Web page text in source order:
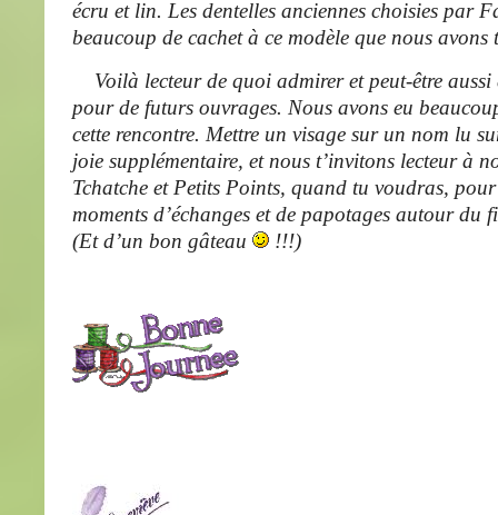
écru et lin. Les dentelles anciennes choisies par
beaucoup de cachet à ce modèle que nous avons
Voilà lecteur de quoi admirer et peut-être aussi
pour de futurs ouvrages. Nous avons eu
cette rencontre. Mettre un visage sur un nom lu
joie supplémentaire, et nous t’invitons lecteur à
Tchatche et Petits Points, quand tu voudras, pour
moments d’échanges et de papotages autour du
(Et d’un bon gâteau
!!!)